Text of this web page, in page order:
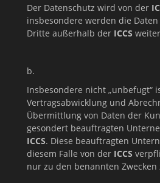
Der Datenschutz wird von der
insbesondere werden die
Dritte außerhalb der ICCS
b.
Insbesondere nicht „unbefugt“
Vertragsabwicklung und
Übermittlung von Daten der
gesondert beauftragten
ICCS. Diese beauftragten
diesem Falle von der ICCS
nur zu den benannten Zwecken